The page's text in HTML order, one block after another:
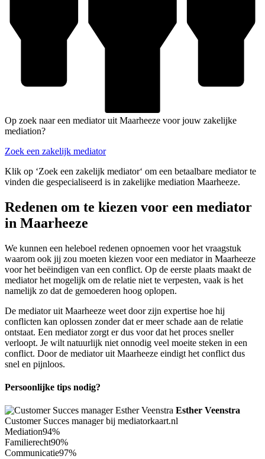
Op zoek naar een mediator uit Maarheeze voor jouw zakelijke
mediation?
Zoek een zakelijk mediator
Klik op ‘Zoek een zakelijk mediator‘ om een betaalbare mediator te
vinden die gespecialiseerd is in zakelijke mediation Maarheeze.
Redenen om te kiezen voor een mediator
in Maarheeze
We kunnen een heleboel redenen opnoemen voor het vraagstuk
waarom ook jij zou moeten kiezen voor een mediator in Maarheeze
voor het beëindigen van een conflict. Op de eerste plaats maakt de
mediator het mogelijk om de relatie niet te verpesten, vaak is het
namelijk zo dat de gemoederen hoog oplopen.
De mediator uit Maarheeze weet door zijn expertise hoe hij
conflicten kan oplossen zonder dat er meer schade aan de relatie
ontstaat. Een mediator zorgt er dus voor dat het proces sneller
verloopt. Je wilt natuurlijk niet onnodig veel moeite steken in een
conflict. Door de mediator uit Maarheeze eindigt het conflict dus
snel en pijnloos.
Persoonlijke tips nodig?
Esther Veenstra
Customer Succes manager bij mediatorkaart.nl
Mediation94%
Familierecht90%
Communicatie97%